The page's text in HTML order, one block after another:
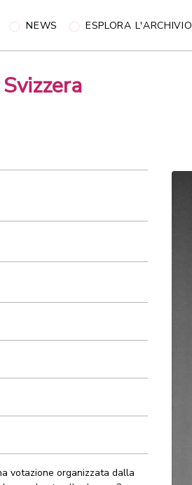
NEWS ESPLORA L'ARCHIVIO
votazione organizzata dalla